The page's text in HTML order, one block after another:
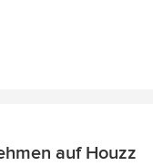
auf Houzz